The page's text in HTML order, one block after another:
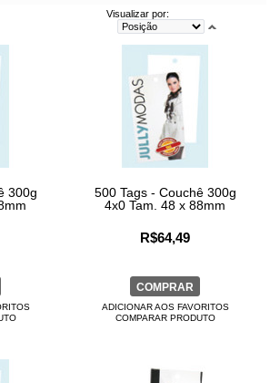
Visualizar por:
300g
500 Tags - Couchê 300g
4x0 Tam. 48 x 88mm
R$64,49
COMPRAR
ADICIONAR AOS FAVORITOS
COMPARAR PRODUTO